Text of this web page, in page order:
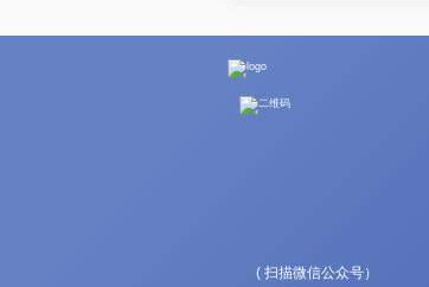
( 扫描微信公众号）